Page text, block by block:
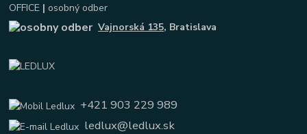
OFFICE | osobný odber
Vajnorská 135, Bratislava
+421 903 229 989
ledlux@ledlux.sk